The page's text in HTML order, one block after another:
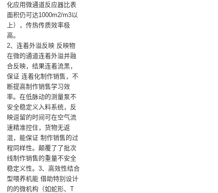
化应用微通道反应器比表
面积仍可达1000m2/m3以
上），传热传质效率极
高。
2、连着外溢反映 反映物
在微的通道连着外溢并融
合反映，结果连着流黑，
保证 连着化制作销售，不
断提高制作销售学习效
率。在低脉动的测量泵不
安全稳定义入料系统，反
映逗留的时间可在空气流
速精准控住，货物无返
混，能保证 制作销售的过
程同样性。颠覆了了批次
线制作销售的重量不安全
稳定义性。3、高效性结合
型喂养机能 借助特别设计
的的微机构（如蛇形、T